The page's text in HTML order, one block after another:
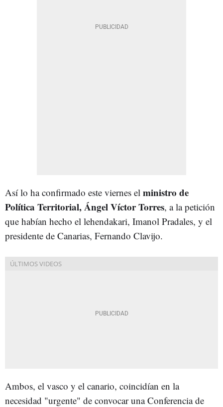
Así lo ha confirmado este viernes el ministro de
Política Territorial, Ángel Víctor Torres, a la petición
que habían hecho el lehendakari, Imanol Pradales, y el
presidente de Canarias, Fernando Clavijo.
Ambos, el vasco y el canario, coincidían en la
necesidad "urgente" de convocar una Conferencia de